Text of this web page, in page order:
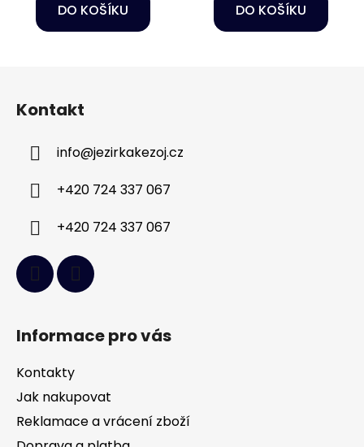
DO KOŠÍKU DO KOŠÍKU
Kontakt
info@jezirkakezoj.cz
+420 724 337 067
+420 724 337 067
Informace pro vás
Kontakty
Jak nakupovat
Reklamace a vrácení zboží